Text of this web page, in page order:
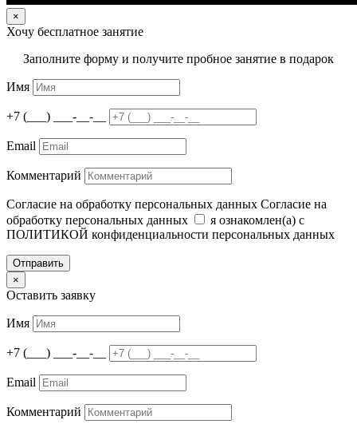
×
Хочу бесплатное занятие
Заполните форму и получите пробное занятие в подарок
Имя
+7 (___) ___-__-__
Email
Комментарий
Согласие на обработку персональных данных Согласие на
обработку персональных данных
я ознакомлен(а) с
ПОЛИТИКОЙ конфиденциальности персональных данных
Отправить
×
Оставить заявку
Имя
+7 (___) ___-__-__
Email
Комментарий